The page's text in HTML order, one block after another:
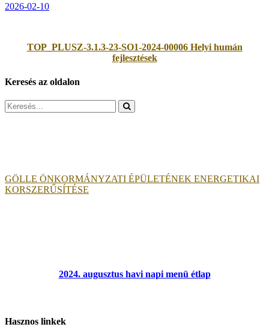
2026-02-10
TOP_PLUSZ-3.1.3-23-SO1-2024-00006 Helyi humán
fejlesztések
Keresés az oldalon
Search
for:
GÖLLE ÖNKORMÁNYZATI ÉPÜLETÉNEK ENERGETIKAI
KORSZERŰSÍTÉSE
2024. augusztus havi napi menü étlap
Hasznos linkek